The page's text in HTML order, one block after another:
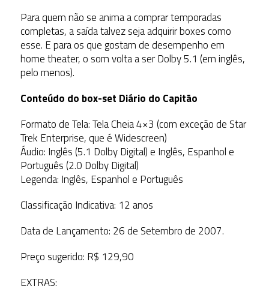
Para quem não se anima a comprar temporadas
completas, a saída talvez seja adquirir boxes como
esse. E para os que gostam de desempenho em
home theater, o som volta a ser Dolby 5.1 (em inglês,
pelo menos).
Conteúdo do box-set Diário do Capitão
Formato de Tela: Tela Cheia 4×3 (com exceção de Star
Trek Enterprise, que é Widescreen)
Áudio: Inglês (5.1 Dolby Digital) e Inglês, Espanhol e
Português (2.0 Dolby Digital)
Legenda: Inglês, Espanhol e Português
Classificação Indicativa: 12 anos
Data de Lançamento: 26 de Setembro de 2007.
Preço sugerido: R$ 129,90
EXTRAS: